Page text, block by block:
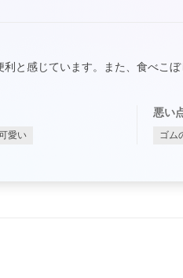
と感じています。また、食べこ
愛い
悪い
ゴム